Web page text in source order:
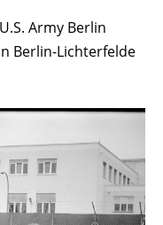
Army Berlin
Berlin-Lichterfelde